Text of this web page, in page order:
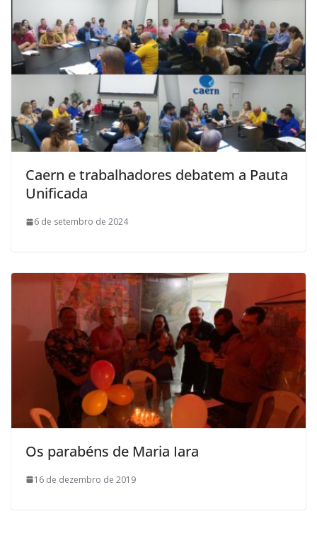
Caern e trabalhadores debatem a Pauta
Unificada
6 de setembro de 2024
Os parabéns de Maria Iara
16 de dezembro de 2019